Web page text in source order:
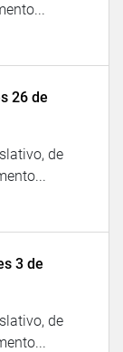
26 de
de
3 de
de